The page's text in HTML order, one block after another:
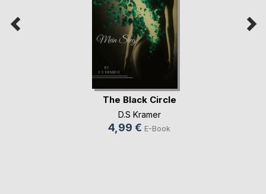
The Black Circle
D.S Kramer
4,99 € E-Book